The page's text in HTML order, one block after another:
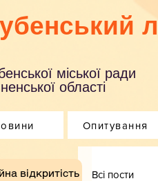
міської ради
області
Опитування
Всі пости
відкритість